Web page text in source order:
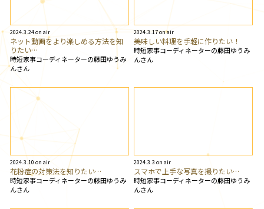
2024.3.24 on air
ネット動画をより楽しめる方法を知
りたい…
時短家事コーディネーターの藤田ゆうみ
んさん
2024.3.17 on air
美味しい料理を手軽に作りたい！
時短家事コーディネーターの藤田ゆうみ
んさん
2024.3.10 on air
花粉症の対策法を知りたい…
時短家事コーディネーターの藤田ゆうみ
んさん
2024.3.3 on air
スマホで上手な写真を撮りたい…
時短家事コーディネーターの藤田ゆうみ
んさん